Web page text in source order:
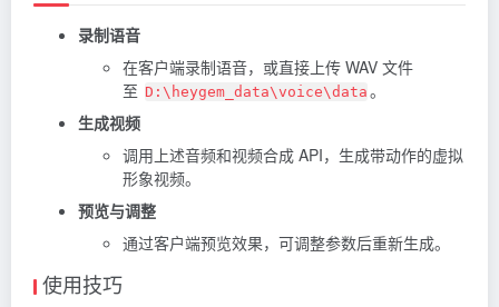
录制语音
在客户端录制语音，或直接上传 WAV 文件
至 D:\heygem_data\voice\data 。
生成视频
调用上述音频和视频合成 API，生成带动作的虚拟
形象视频。
预览与调整
通过客户端预览效果，可调整参数后重新生成。
使用技巧